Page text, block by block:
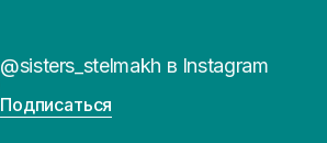
@sisters_stelmakh в Instagram
Подписаться